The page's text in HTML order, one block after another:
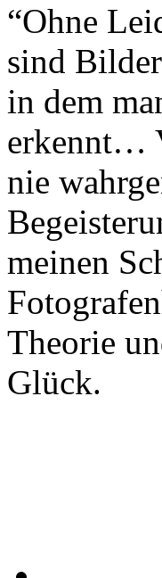
“Ohne
sind
in dem
erkennt…
nie
meinen
Theorie
Glück.